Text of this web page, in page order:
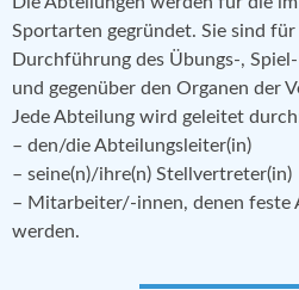
Sportarten gegründet. Sie sind
Durchführung des Übungs-,
und gegenüber den Organen der
Jede Abteilung wird geleitet
– den/die Abteilungsleiter(in)
– seine(n)/ihre(n) Stellvertreter(in)
– Mitarbeiter/-innen, denen feste
werden.